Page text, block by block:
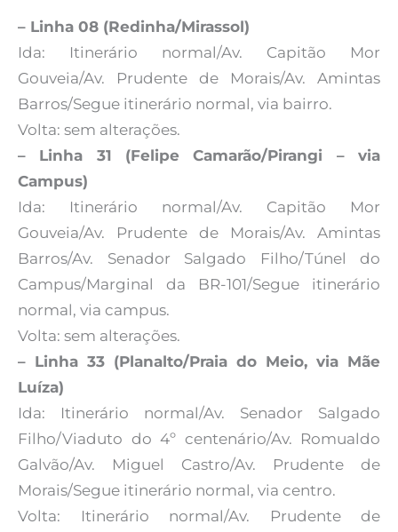
– Linha 08 (Redinha/Mirassol)
Ida: Itinerário normal/Av. Capitão Mor
Gouveia/Av. Prudente de Morais/Av. Amintas
Barros/Segue itinerário normal, via bairro.
Volta: sem alterações.
– Linha 31 (Felipe Camarão/Pirangi – via
Campus)
Ida: Itinerário normal/Av. Capitão Mor
Gouveia/Av. Prudente de Morais/Av. Amintas
Barros/Av. Senador Salgado Filho/Túnel do
Campus/Marginal da BR-101/Segue itinerário
normal, via campus.
Volta: sem alterações.
– Linha 33 (Planalto/Praia do Meio, via Mãe
Luíza)
Ida: Itinerário normal/Av. Senador Salgado
Filho/Viaduto do 4º centenário/Av. Romualdo
Galvão/Av. Miguel Castro/Av. Prudente de
Morais/Segue itinerário normal, via centro.
Volta: Itinerário normal/Av. Prudente de